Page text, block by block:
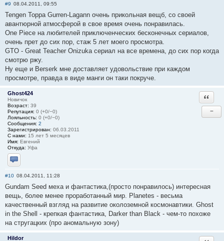
#9 08.04.2011, 09:55
Tengen Toppa Gurren-Lagann очень прикольная вещб, со своей
авантюрной атмосферой в свое время очень понравилась.
One Piece на любителей приключенческих бесконечных сериалов,
очень прет до сих пор, стаж 5 лет моего просмотра.
GTO - Great Teacher Onizuka сериал на все времена, до сих пор когда
смотрю ржу.
Ну еще и Berserk мне доставляет удовольствие при каждом
просмотре, правда в виде манги он таки покруче.
Ghost424
Новичок
Возраст: 39
Репутация: 0 (+0/−0)
Лояльность: 0 (+0/−0)
Сообщения: 2
Зарегистрирован: 06.03.2011
С нами: 15 лет 5 месяцев
Имя: Евгений
Откуда: Уфа
Отправить личное сообщение
−
#10 08.04.2011, 11:28
Gundam Seed меха и фантастика,(просто понравилось) интересная
вещь, более менее проработанный мир. Planetes - весьма
качественный взгляд на развитие околоземной космонавтики. Ghost
in the Shell - крепкая фантастика, Darker than Black - чем-то похоже
на стругацких (про аномальную зону)
Hildor